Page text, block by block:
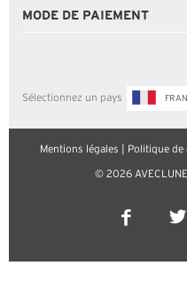
MODE DE PAIEMENT
Sélectionnez un pays
Mentions légales Politique
© 2026